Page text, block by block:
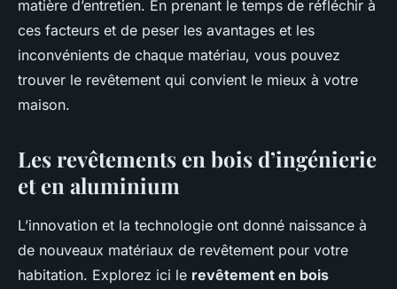
matière d’entretien. En prenant le temps de réfléchir à
ces facteurs et de peser les avantages et les
inconvénients de chaque matériau, vous pouvez
trouver le revêtement qui convient le mieux à votre
maison.
Les revêtements en bois d’ingénierie
et en aluminium
L’innovation et la technologie ont donné naissance à
de nouveaux matériaux de revêtement pour votre
habitation. Explorez ici le revêtement en bois